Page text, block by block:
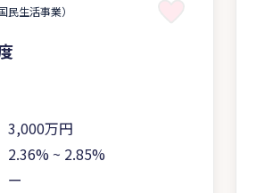
民生活事業）
3,000万円
2.36% ~ 2.85%
ー